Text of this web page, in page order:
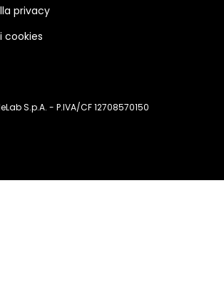
privacy
cookies
S.p.A. - P.IVA/CF 12708570150